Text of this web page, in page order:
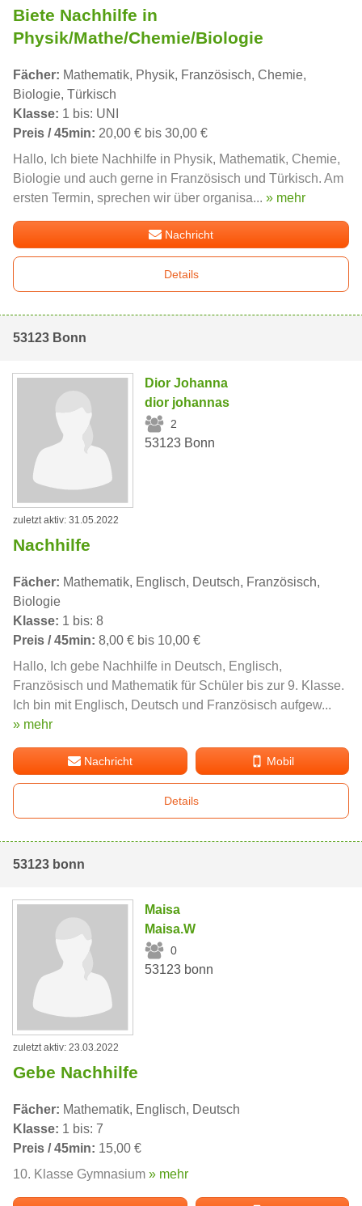
Biete Nachhilfe in
Physik/Mathe/Chemie/Biologie
Fächer: Mathematik, Physik, Französisch, Chemie,
Biologie, Türkisch
Klasse: 1 bis: UNI
Preis / 45min: 20,00 € bis 30,00 €
Hallo, Ich biete Nachhilfe in Physik, Mathematik, Chemie,
Biologie und auch gerne in Französisch und Türkisch. Am
ersten Termin, sprechen wir über organisa... » mehr
Nachricht
Details
53123 Bonn
Dior Johanna
dior johannas
2
53123 Bonn
zuletzt aktiv: 31.05.2022
Nachhilfe
Fächer: Mathematik, Englisch, Deutsch, Französisch,
Biologie
Klasse: 1 bis: 8
Preis / 45min: 8,00 € bis 10,00 €
Hallo, Ich gebe Nachhilfe in Deutsch, Englisch,
Französisch und Mathematik für Schüler bis zur 9. Klasse.
Ich bin mit Englisch, Deutsch und Französisch aufgew...
» mehr
Nachricht Mobil
Details
53123 bonn
Maisa
Maisa.W
0
53123 bonn
zuletzt aktiv: 23.03.2022
Gebe Nachhilfe
Fächer: Mathematik, Englisch, Deutsch
Klasse: 1 bis: 7
Preis / 45min: 15,00 €
10. Klasse Gymnasium » mehr